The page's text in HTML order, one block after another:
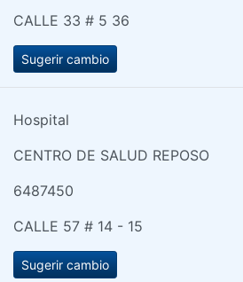
CALLE 33 # 5 36
Sugerir cambio
Hospital
CENTRO DE SALUD REPOSO
6487450
CALLE 57 # 14 - 15
Sugerir cambio